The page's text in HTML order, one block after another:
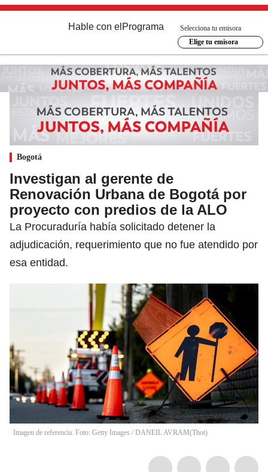
Hable con el Programa
Selecciona tu emisora
Elige tu emisora
Bogotá
Investigan al gerente de
Renovación Urbana de Bogotá por
proyecto con predios de la ALO
La Procuraduría había solicitado detener la
adjudicación, requerimiento que no fue atendido por
esa entidad.
Imagen de referencia. Foto: Getty Images / DANEIL AVRAM(Thot)